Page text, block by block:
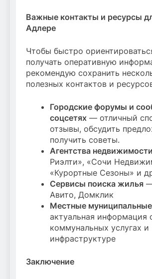
Важные контакты и ресурсы
Адлере
Чтобы быстро
получать оперативную
рекомендую сохранить
полезных контактов и
Городские форумы и
соцсетях — отличный
отзывы, обсудить
получить советы.
Агентства
Риэлти», «Сочи
«Курортные Сезоны» и
Сервисы поиска жилья
Авито, Домклик
Местные
актуальная информация
коммунальных услугах и
инфраструктуре
Заключение